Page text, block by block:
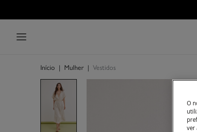
Início | Mulher | Vestidos
O
ver